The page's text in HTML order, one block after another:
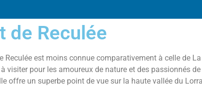
de Reculée
Reculée est moins connue comparativement à celle de
visiter pour les amoureux de nature et des passionnés
offre un superbe point de vue sur la haute vallée du